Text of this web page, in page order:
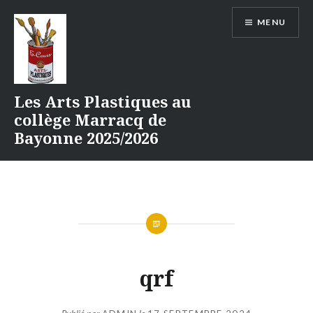
contenu
Les Arts Plastiques au
collège Marracq de
Bayonne 2025/2026
MENU
qrf